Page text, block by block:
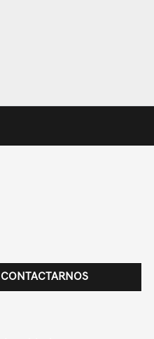
CONTACTARNOS